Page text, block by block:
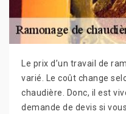
Le prix d’un travail de
varié. Le coût change
chaudière. Donc, il est
demande de devis si